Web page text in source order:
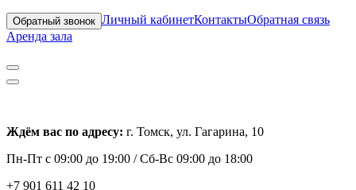
Обратный звонок Личный кабинетКонтактыОбратная связь
Аренда зала
Ждём вас по адресу: г. Томск, ул. Гагарина, 10
Пн-Пт с 09:00 до 19:00 /Сб-Вс 09:00 до 18:00
+7 901 611 42 10